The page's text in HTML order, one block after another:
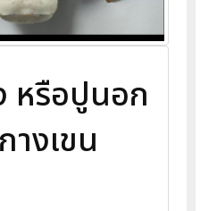
หรือปูนอก
งเขน